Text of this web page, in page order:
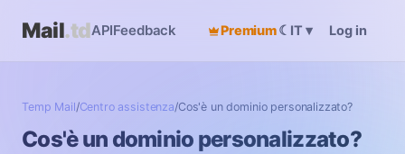
Mail.tdAPIFeedback Premium☾ IT ▾ Log in
Temp Mail/Centro assistenza/Cos'è un dominio personalizzato?
Cos'è un dominio personalizzato?